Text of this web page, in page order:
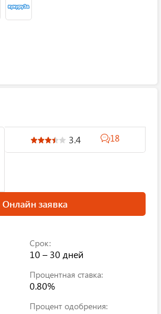
3.4 18
Онлайн заявка
Срок:
10 – 30 дней
Процентная ставка:
0.80%
Процент одобрения: